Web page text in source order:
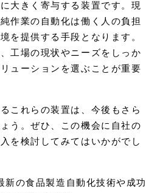
大きく寄与する装置です。現
作業の自動化は働く人の負担
を提供する手段となります。
工場の現状やニーズをしっか
ューションを選ぶことが重要
これらの装置は、今後もさら
う。ぜひ、この機会に自社の
を検討してみてはいかがでし
の食品製造自動化技術や成功